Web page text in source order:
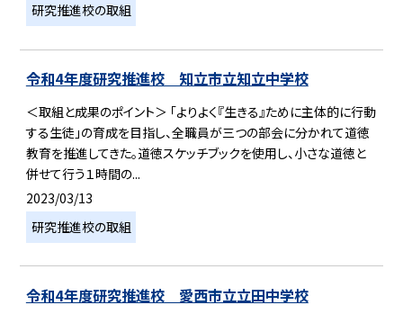
研究推進校の取組
令和4年度研究推進校 知立市立知立中学校
＜取組と成果のポイント＞ 「よりよく『生きる』ために主体的に行動
する生徒」の育成を目指し、全職員が三つの部会に分かれて道徳
教育を推進してきた。道徳スケッチブックを使用し、小さな道徳と
併せて行う１時間の...
2023/03/13
研究推進校の取組
令和4年度研究推進校 愛西市立立田中学校